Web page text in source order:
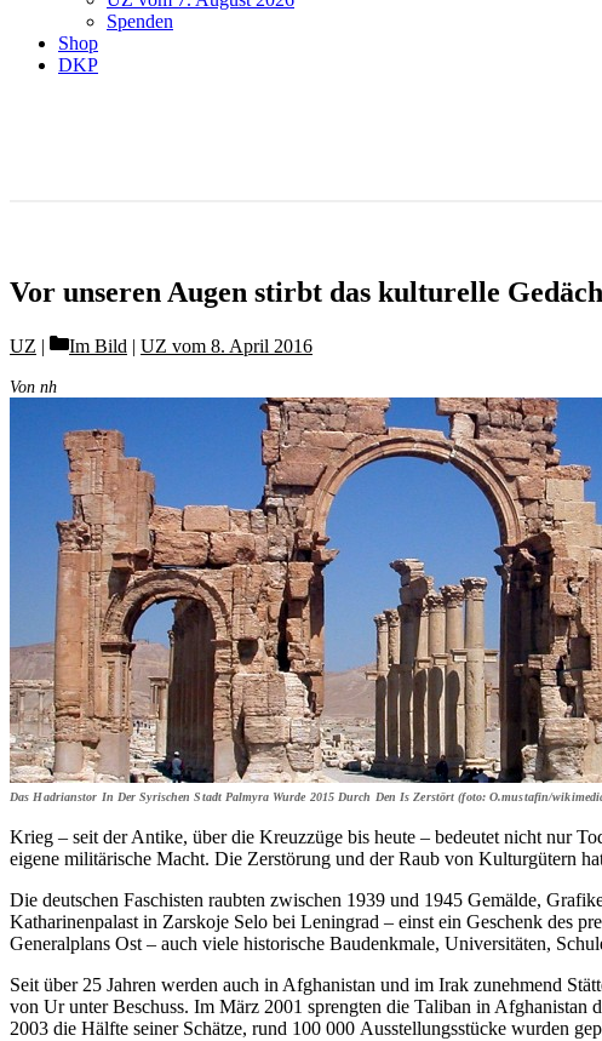
Spenden
Shop
DKP
Vor unseren Augen stirbt das kulturelle
UZ Categories
Im Bild | UZ vom 8. April 2016
Von nh
Das Hadrianstor In Der Syrischen Stadt Palmyra Wurde 2015 Durch Den Is Zerstört (foto: O.mustafin/
Krieg – seit der Antike, über die Kreuzzüge bis heute – bedeutet nicht nur
eigene militärische Macht. Die Zerstörung und der Raub von Kulturgütern
Die deutschen Faschisten raubten zwischen 1939 und 1945 Gemälde,
Katharinenpalast in Zarskoje Selo bei Leningrad – einst ein Geschenk des
Generalplans Ost – auch viele historische Baudenkmale, Universitäten,
Seit über 25 Jahren werden auch in Afghanistan und im Irak zunehmend
von Ur unter Beschuss. Im März 2001 sprengten die Taliban in Afghanistan
2003 die Hälfte seiner Schätze, rund 100 000 Ausstellungsstücke wurden